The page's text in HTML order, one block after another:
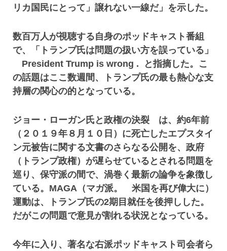
リカ国民にとって」譲れない一線だ」を示した。
数百万人が視聴する自身のポッドキャスト番組
で、「トランプ氏は問題の扱い方を誤っている」
President Trump is wrong . と指摘した。こ
の話題はここ数週間、トランプ氏の最も熱心な支
持層の関心の的となっている。
ジョー・ローガン氏と政権の決裂 は、約6年前
（２０１９年８月１０日）に死亡したエプスタイ
ン元被告に関する文書のさらなる公開を、政府
（トランプ政権）が遅らせているとされる問題を
巡り、保守派の間で、渦巻く最新の論争を象徴し
ている。MAGA（マガ派。 米国を再び偉大に）
運動は、トランプ氏の2期目就任を後押しした。
だがこの問題で意見が割れる状況となっている。
今年に入り、著名な右派ポッドキャスト司会者ら